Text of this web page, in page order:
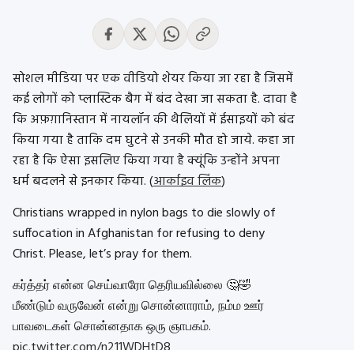
सोशल मीडिया पर एक वीडियो शेयर किया जा रहा है जिसमें
कई लोगों को प्लास्टिक बैग में बंद देखा जा सकता है. दावा है
कि अफ़ग़ानिस्तान में नायलॉन की थैलियों में ईसाइयों को बंद
किया गया है ताकि दम घुटने से उनकी मौत हो जाये. कहा जा
रहा है कि ऐसा इसलिए किया गया है क्यूंकि उन्होंने अपना
धर्म बदलने से इनकार किया. (आर्काइव लिंक)
Christians wrapped in nylon bags to die slowly of
suffocation in Afghanistan for refusing to deny
Christ. Please, let’s pray for them.
கர்த்தர் என்ன செய்வாரோ தெரியவில்லை 🤔🤣
மீண்டும் வருவேன் என்று சொன்னாராம், நம்ம ஊர்
பாவடைகள் சொன்னதாக ஒரு ஞாபகம்.